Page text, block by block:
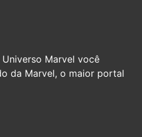
Marvel você
da Marvel, o maior portal